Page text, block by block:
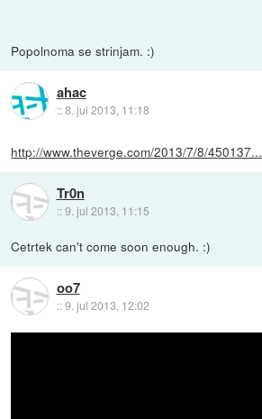
Popolnoma se strinjam. :)
ahac
::8. jul 2013, 11:18
http://www.theverge.com/2013/7/8/450137...
Tr0n
::9. jul 2013, 11:15
Cetrtek can't come soon enough. :)
oo7
::9. jul 2013, 12:02